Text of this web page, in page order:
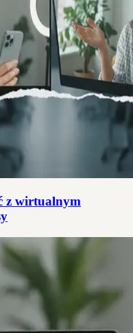
z wirtualnym